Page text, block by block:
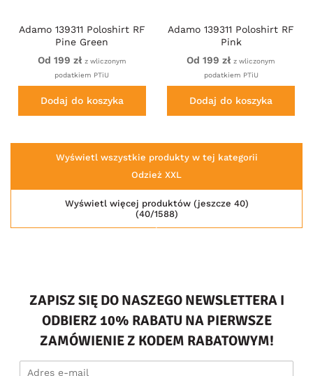
Adamo 139311 Poloshirt RF
Pine Green
Od 199 zł z wliczonym
podatkiem PTiU
Dodaj do koszyka
Adamo 139311 Poloshirt RF
Pink
Od 199 zł z wliczonym
podatkiem PTiU
Dodaj do koszyka
Wyświetl wszystkie produkty w tej kategorii
Odzież XXL
(40/1588)
Wyświetl więcej produktów (jeszcze 40)
ZAPISZ SIĘ DO NASZEGO NEWSLETTERA I
ODBIERZ 10% RABATU NA PIERWSZE
ZAMÓWIENIE Z KODEM RABATOWYM!